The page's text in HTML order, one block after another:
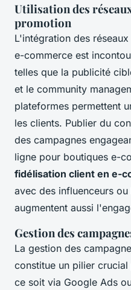
Utilisation des
promotion
L'intégration des
e-commerce est
telles que la publicité
et le community
plateformes permettent
les clients. Publier du
des campagnes
ligne pour boutiques e-
fidélisation client en e-
avec des influenceurs
augmentent aussi
Gestion des
La gestion des
constitue un pilier
ce soit via Google Ads